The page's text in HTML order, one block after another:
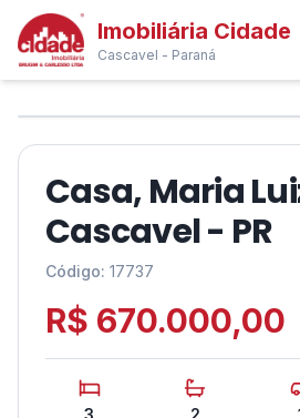
Imobiliária Cidade
Cascavel - Paraná
❮
1/14
Casa, Maria
Cascavel - PR
Código: 17737
R$ 670.000,00
3 2